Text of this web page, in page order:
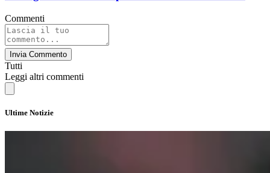
Commenti
Invia Commento
Tutti
Leggi altri commenti
Ultime Notizie